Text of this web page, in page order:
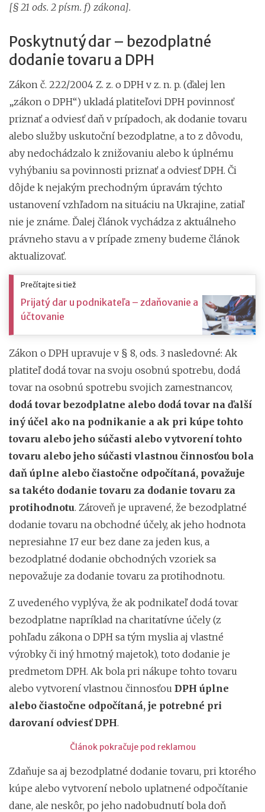
[§ 21 ods. 2 písm. f) zákona].
Poskytnutý dar – bezodplatné
dodanie tovaru a DPH
Zákon č. 222/2004 Z. z. o DPH v z. n. p. (ďalej len
„zákon o DPH“) ukladá platiteľovi DPH povinnosť
priznať a odviesť daň v prípadoch, ak dodanie tovaru
alebo služby uskutoční bezodplatne, a to z dôvodu,
aby nedochádzalo k znižovaniu alebo k úplnému
vyhýbaniu sa povinnosti priznať a odviesť DPH. Či
dôjde k nejakým prechodným úpravám týchto
ustanovení vzhľadom na situáciu na Ukrajine, zatiaľ
nie je známe. Ďalej článok vychádza z aktuálneho
právneho stavu a v prípade zmeny budeme článok
aktualizovať.
Prečítajte si tiež
Prijatý dar u podnikateľa – zdaňovanie a
účtovanie
Zákon o DPH upravuje v § 8, ods. 3 nasledovné: Ak
platiteľ dodá tovar na svoju osobnú spotrebu, dodá
tovar na osobnú spotrebu svojich zamestnancov,
dodá tovar bezodplatne alebo dodá tovar na ďalší
iný účel ako na podnikanie a ak pri kúpe tohto
tovaru alebo jeho súčasti alebo vytvorení tohto
tovaru alebo jeho súčasti vlastnou činnosťou bola
daň úplne alebo čiastočne odpočítaná, považuje
sa takéto dodanie tovaru za dodanie tovaru za
protihodnotu. Zároveň je upravené, že bezodplatné
dodanie tovaru na obchodné účely, ak jeho hodnota
nepresiahne 17 eur bez dane za jeden kus, a
bezodplatné dodanie obchodných vzoriek sa
nepovažuje za dodanie tovaru za protihodnotu.
Z uvedeného vyplýva, že ak podnikateľ dodá tovar
bezodplatne napríklad na charitatívne účely (z
pohľadu zákona o DPH sa tým myslia aj vlastné
výrobky či iný hmotný majetok), toto dodanie je
predmetom DPH. Ak bola pri nákupe tohto tovaru
alebo vytvorení vlastnou činnosťou DPH úplne
alebo čiastočne odpočítaná, je potrebné pri
darovaní odviesť DPH.
Článok pokračuje pod reklamou
Zdaňuje sa aj bezodplatné dodanie tovaru, pri ktorého
kúpe alebo vytvorení nebolo uplatnené odpočítanie
dane, ale neskôr, po jeho nadobudnutí bola doň